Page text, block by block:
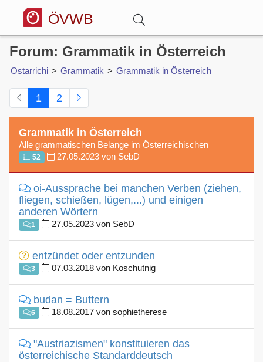
ÖVWB
Anmelden
Wörterbuch
Hitparade
Forum
Blog
Forum: Grammatik in Österreich
Ostarrichi > Grammatik > Grammatik in Österreich
1 2
Grammatik in Österreich
Alle grammatischen Belange im Österreichischen
52 27.05.2023 von SebD
oi-Aussprache bei manchen Verben (ziehen,
fliegen, schießen, lügen,...) und einigen
anderen Wörtern
1 27.05.2023 von SebD
entzündet oder entzunden
3 07.03.2018 von Koschutnig
budan = Buttern
6 18.08.2017 von sophietherese
"Austriazismen" konstituieren das
österreichische Standarddeutsch